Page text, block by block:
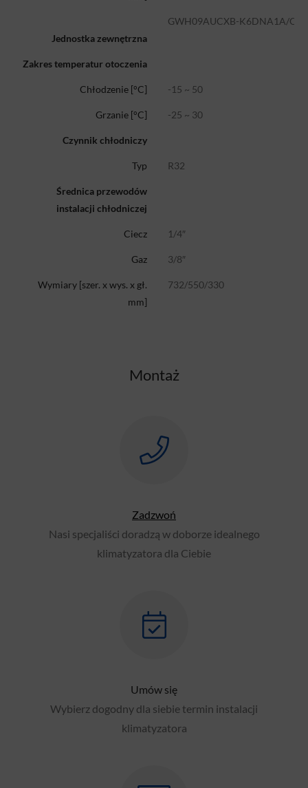
Jednostka zewnętrzna
Zakres temperatur otoczenia
Chłodzenie [°C]
Grzanie [°C]
Czynnik chłodniczy
Typ
Średnica przewodów
instalacji chłodniczej
Ciecz
Gaz
Wymiary [szer. x wys. x gł.
mm]
GWH09AUCXB-K6DNA1A/O
-15 ~ 50
-25 ~ 30
R32
1/4″
3/8″
732/550/330
Montaż
Zadzwoń
Nasi specjaliści doradzą w doborze idealnego
klimatyzatora dla Ciebie
Umów się
Wybierz dogodny dla siebie termin instalacji
klimatyzatora